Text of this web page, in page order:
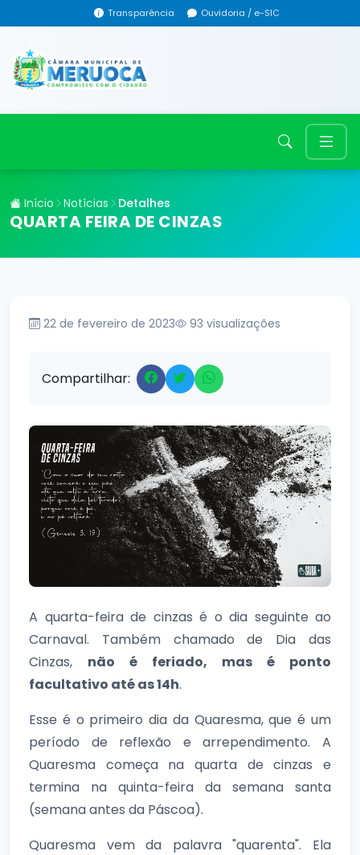
Transparência Ouvidoria / e-SIC
Início Notícias Detalhes
QUARTA FEIRA DE CINZAS
22 de fevereiro de 2023 93 visualizações
Compartilhar:
A quarta-feira de cinzas é o dia seguinte ao
Carnaval. Também chamado de Dia das
Cinzas, não é feriado, mas é ponto
facultativo até as 14h.
Esse é o primeiro dia da Quaresma, que é um
período de reflexão e arrependimento. A
Quaresma começa na quarta de cinzas e
termina na quinta-feira da semana santa
(semana antes da Páscoa).
Quaresma vem da palavra "quarenta". Ela